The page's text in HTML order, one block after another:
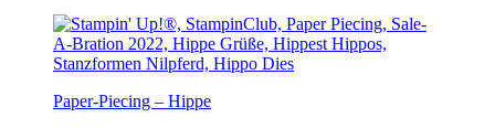
Paper-Piecing – Hippe